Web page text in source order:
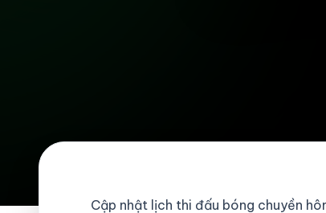
Cập nhật lịch thi đấu bóng chuyền